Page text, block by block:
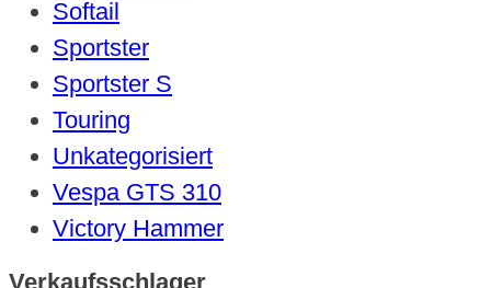
Softail
Sportster
Sportster S
Touring
Unkategorisiert
Vespa GTS 310
Victory Hammer
Verkaufsschlager